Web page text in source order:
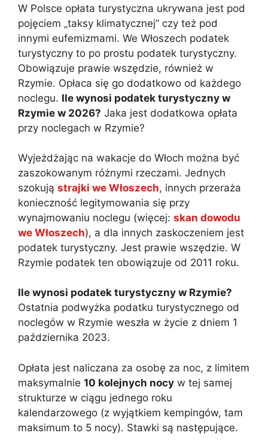
W Polsce opłata turystyczna ukrywana jest pod
pojęciem „taksy klimatycznej” czy też pod
innymi eufemizmami. We Włoszech podatek
turystyczny to po prostu podatek turystyczny.
Obowiązuje prawie wszędzie, również w
Rzymie. Opłaca się go dodatkowo od każdego
noclegu. Ile wynosi podatek turystyczny w
Rzymie w 2026? Jaka jest dodatkowa opłata
przy noclegach w Rzymie?
Wyjeżdżając na wakacje do Włoch można być
zaszokowanym różnymi rzeczami. Jednych
szokują strajki we Włoszech, innych przeraża
konieczność legitymowania się przy
wynajmowaniu noclegu (więcej: skan dowodu
we Włoszech), a dla innych zaskoczeniem jest
podatek turystyczny. Jest prawie wszędzie. W
Rzymie podatek ten obowiązuje od 2011 roku.
Ile wynosi podatek turystyczny w Rzymie?
Ostatnia podwyżka podatku turystycznego od
noclegów w Rzymie weszła w życie z dniem 1
października 2023.
Opłata jest naliczana za osobę za noc, z limitem
maksymalnie 10 kolejnych nocy w tej samej
strukturze w ciągu jednego roku
kalendarzowego (z wyjątkiem kempingów, tam
maksimum to 5 nocy). Stawki są następujące.